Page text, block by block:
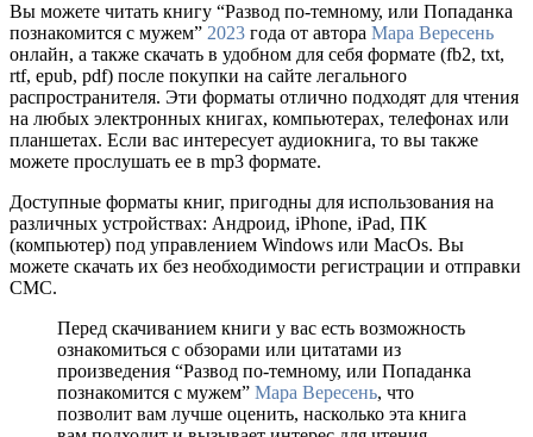
Вы можете читать книгу “Развод по-темному, или Попаданка
познакомится с мужем” 2023 года от автора Мара Вересень
онлайн, а также скачать в удобном для себя формате (fb2, txt,
rtf, epub, pdf) после покупки на сайте легального
распространителя. Эти форматы отлично подходят для чтения
на любых электронных книгах, компьютерах, телефонах или
планшетах. Если вас интересует аудиокнига, то вы также
можете прослушать ее в mp3 формате.
Доступные форматы книг, пригодны для использования на
различных устройствах: Андроид, iPhone, iPad, ПК
(компьютер) под управлением Windows или MacOs. Вы
можете скачать их без необходимости регистрации и отправки
СМС.
Перед скачиванием книги у вас есть возможность
ознакомиться с обзорами или цитатами из
произведения “Развод по-темному, или Попаданка
познакомится с мужем” Мара Вересень, что
позволит вам лучше оценить, насколько эта книга